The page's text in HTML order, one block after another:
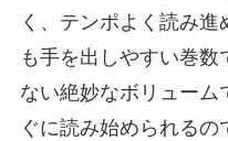
く、テンポよく読み
も手を出しやすい巻
ない絶妙なボリューム
ぐに読み始められる